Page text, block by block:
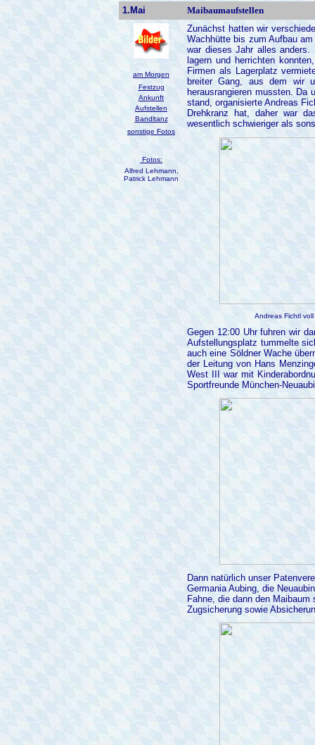
1.Mai Maibaumaufstellen
am Morgen
Festzug
Ankunft
Aufstellen
Bandltanz
sonstige Fotos
Fotos:
Alfred Lehmann,
Patrick Lehmann
Zunächst hatten wir
Wachhütte bis zum Aufbau
war dieses Jahr alles
lagern und herrichten
Firmen als Lagerplatz
breiter Gang, aus dem wir
herausrangieren mussten. Da
stand, organisierte Andreas
Drehkranz hat, daher war
wesentlich schwieriger als
Andreas Fichtl
Gegen 12:00 Uhr fuhren wir
Aufstellungsplatz tummelte
auch eine Söldner Wache
der Leitung von Hans
West III war mit
Sportfreunde München-
Dann natürlich unser
Germania Aubing, die
Fahne, die dann den
Zugsicherung sowie